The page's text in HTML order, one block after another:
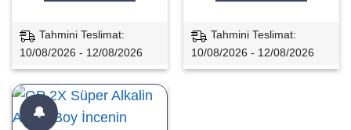
Tahmini Teslimat:
10/08/2026 - 12/08/2026
Tahmini Teslimat:
10/08/2026 - 12/08/2026
🔔